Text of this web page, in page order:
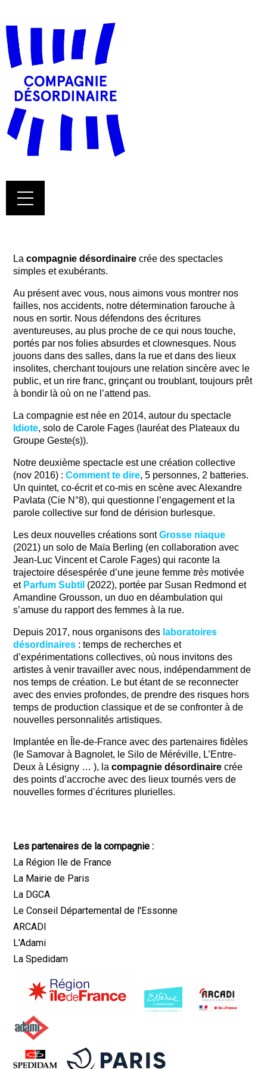
La compagnie désordinaire crée des spectacles
simples et exubérants.
Au présent avec vous, nous aimons vous montrer nos
failles, nos accidents, notre détermination farouche à
nous en sortir. Nous défendons des écritures
aventureuses, au plus proche de ce qui nous touche,
portés par nos folies absurdes et clownesques. Nous
jouons dans des salles, dans la rue et dans des lieux
insolites, cherchant toujours une relation sincère avec le
public, et un rire franc, grinçant ou troublant, toujours prêt
à bondir là où on ne l’attend pas.
Idiote, solo de Carole Fages (lauréat des Plateaux du
Groupe Geste(s)).
Notre deuxième spectacle est une création collective
(nov 2016) : Comment te dire, 5 personnes, 2 batteries.
Un quintet, co-écrit et co-mis en scène avec Alexandre
Pavlata (Cie N°8), qui questionne l’engagement et la
parole collective sur fond de dérision burlesque.
Les deux nouvelles créations sont Grosse niaque
(2021) un solo de Maïa Berling (en collaboration avec
Jean-Luc Vincent et Carole Fages) qui raconte la
trajectoire désespérée d’une jeune femme très motivée
et Parfum Subtil (2022), portée par Susan Redmond et
Amandine Grousson, un duo en déambulation qui
s’amuse du rapport des femmes à la rue.
Depuis 2017, nous organisons des laboratoires
désordinaires : temps de recherches et
d’expérimentations collectives, où nous invitons des
artistes à venir travailler avec nous, indépendamment de
nos temps de création. Le but étant de se reconnecter
avec des envies profondes, de prendre des risques hors
temps de production classique et de se confronter à de
nouvelles personnalités artistiques.
Implantée en Île-de-France avec des partenaires fidèles
(le Samovar à Bagnolet, le Silo de Méréville, L’Entre-
Deux à Lésigny … ), la compagnie désordinaire crée
des points d’accroche avec des lieux tournés vers de
nouvelles formes d’écritures plurielles.
Les partenaires de la compagnie :
La Région Ile de France
La Mairie de Paris
La DGCA
Le Conseil Départemental de l'Essonne
ARCADI
L'Adami
La Spedidam